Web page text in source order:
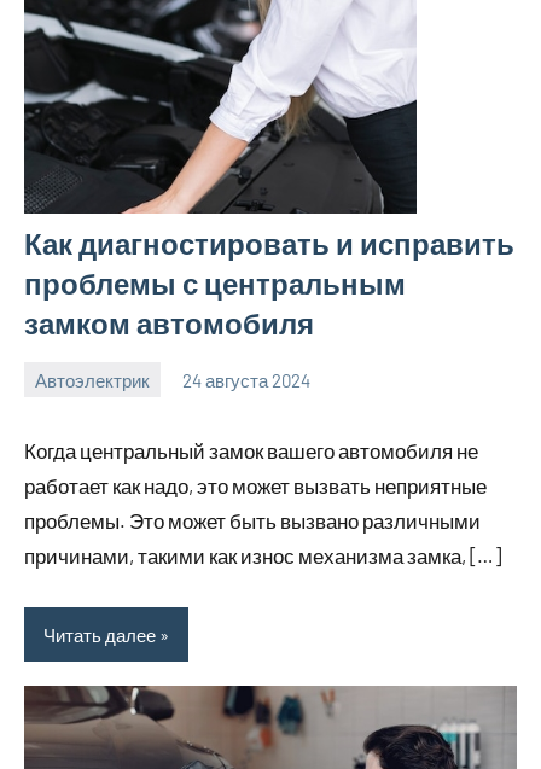
Как диагностировать и исправить
проблемы с центральным
замком автомобиля
Автоэлектрик 24 августа 2024
Когда центральный замок вашего автомобиля не
работает как надо, это может вызвать неприятные
проблемы. Это может быть вызвано различными
причинами, такими как износ механизма замка, […]
Читать далее